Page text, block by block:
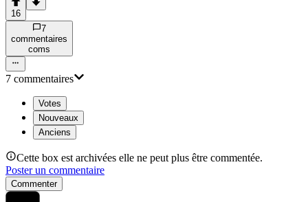
16
7
commentaires
coms
7 commentaires
Votes
Nouveaux
Anciens
Cette box est archivées elle ne peut plus être commentée.
Poster un commentaire
Commenter